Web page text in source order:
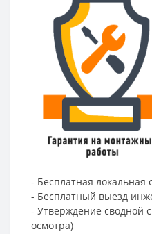
- Бесплатная локальная
- Бесплатный выезд
- Утверждение сводной
осмотра)